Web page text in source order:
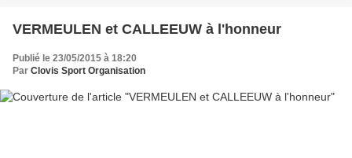
VERMEULEN et CALLEEUW à l'honneur
Publié le 23/05/2015 à 18:20
Par Clovis Sport Organisation